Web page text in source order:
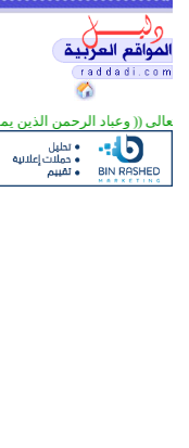
تعالى (( وعباد الرحمن الذين يمشون